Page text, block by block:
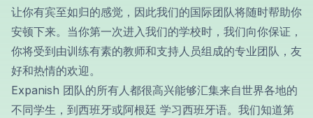
让你有宾至如归的感觉，因此我们的国际团队将随时帮助你
安顿下来。当你第一次进入我们的学校时，我们向你保证，
你将受到由训练有素的教师和支持人员组成的专业团队，友
好和热情的欢迎。
Expanish 团队的所有人都很高兴能够汇集来自世界各地的
不同学生，到西班牙或阿根廷 学习西班牙语。我们知道第